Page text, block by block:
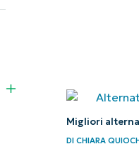
Migliori
DICHIARA